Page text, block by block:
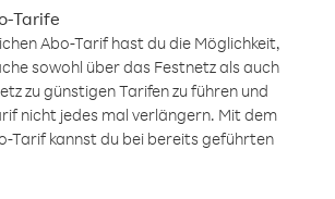
Tarife
Abo-Tarif hast du die Möglichkeit,
sowohl über das Festnetz als auch
zu günstigen Tarifen zu führen und
nicht jedes mal verlängern. Mit dem
Tarif kannst du bei bereits geführten